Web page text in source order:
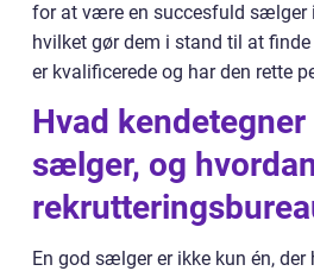
for at være en succesfuld sælger
hvilket gør dem i stand til at
er kvalificerede og har den rette
Hvad kendetegner
sælger, og
En god sælger er ikke kun én,